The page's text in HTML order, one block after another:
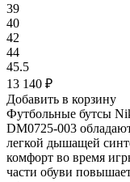
39
40
42
44
45.5
13 140 ₽
Добавить в корзину
Футбольные бутсы
DM0725-003
легкой дышащей
комфорт во время
части обуви